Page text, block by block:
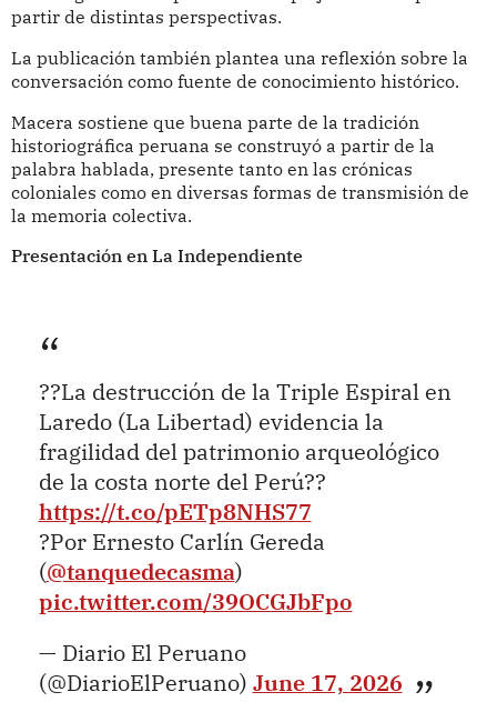
partir de distintas perspectivas.
La publicación también plantea una reflexión sobre la
conversación como fuente de conocimiento histórico.
Macera sostiene que buena parte de la tradición
historiográfica peruana se construyó a partir de la
palabra hablada, presente tanto en las crónicas
coloniales como en diversas formas de transmisión de
la memoria colectiva.
Presentación en La Independiente
??La destrucción de la Triple Espiral en
Laredo (La Libertad) evidencia la
fragilidad del patrimonio arqueológico
de la costa norte del Perú??
https://t.co/pETp8NHS77
?Por Ernesto Carlín Gereda
(@tanquedecasma)
pic.twitter.com/39OCGJbFpo
— Diario El Peruano
(@DiarioElPeruano) June 17, 2026